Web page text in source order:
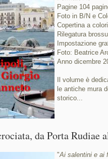
Pagine 104
Foto in B/N e
Copertina a
Rilegatura
Impostazione
Foto: Beatrice
Anno dicembre
Il volume è
le antiche mura
storico...
da Porta Rudiae
"Ai salentini e ai